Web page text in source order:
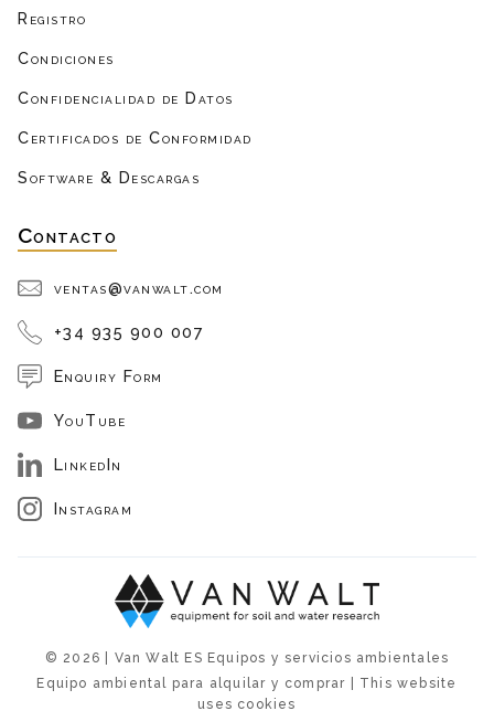
Registro
Condiciones
Confidencialidad de Datos
Certificados de Conformidad
Software & Descargas
Contacto
ventas@vanwalt.com
+34 935 900 007
Enquiry Form
YouTube
LinkedIn
Instagram
© 2026 | Van Walt ES Equipos y servicios ambientales
Equipo ambiental para alquilar y comprar | This website
uses cookies